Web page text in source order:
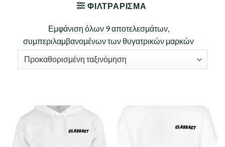
ΦΙΛΤΡΆΡΙΣΜΑ
Εμφάνιση όλων 9 αποτελεσμάτων,
συμπεριλαμβανομένων των θυγατρικών μαρκών